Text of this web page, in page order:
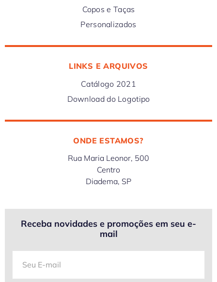
Copos e Taças
Personalizados
LINKS E ARQUIVOS
Catálogo 2021
Download do Logotipo
ONDE ESTAMOS?
Rua Maria Leonor, 500
Centro
Diadema, SP
Receba novidades e promoções em seu e-
mail